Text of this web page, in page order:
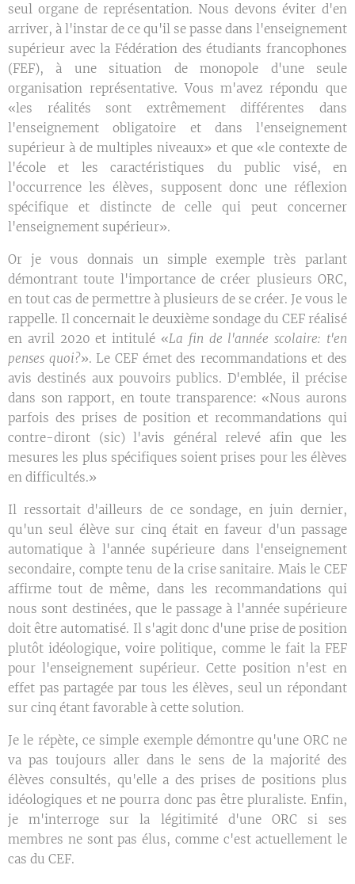
seul organe de représentation. Nous devons éviter d'en
arriver, à l'instar de ce qu'il se passe dans l'enseignement
supérieur avec la Fédération des étudiants francophones
(FEF), à une situation de monopole d'une seule
organisation représentative. Vous m'avez répondu que
«les réalités sont extrêmement différentes dans
l'enseignement obligatoire et dans l'enseignement
supérieur à de multiples niveaux» et que «le contexte de
l'école et les caractéristiques du public visé, en
l'occurrence les élèves, supposent donc une réflexion
spécifique et distincte de celle qui peut concerner
l'enseignement supérieur».
Or je vous donnais un simple exemple très parlant
démontrant toute l'importance de créer plusieurs ORC,
en tout cas de permettre à plusieurs de se créer. Je vous le
rappelle. Il concernait le deuxième sondage du CEF réalisé
en avril 2020 et intitulé «La fin de l'année scolaire: t'en
penses quoi?». Le CEF émet des recommandations et des
avis destinés aux pouvoirs publics. D'emblée, il précise
dans son rapport, en toute transparence: «Nous aurons
parfois des prises de position et recommandations qui
contre-diront (sic) l'avis général relevé afin que les
mesures les plus spécifiques soient prises pour les élèves
en difficultés.»
Il ressortait d'ailleurs de ce sondage, en juin dernier,
qu'un seul élève sur cinq était en faveur d'un passage
automatique à l'année supérieure dans l'enseignement
secondaire, compte tenu de la crise sanitaire. Mais le CEF
affirme tout de même, dans les recommandations qui
nous sont destinées, que le passage à l'année supérieure
doit être automatisé. Il s'agit donc d'une prise de position
plutôt idéologique, voire politique, comme le fait la FEF
pour l'enseignement supérieur. Cette position n'est en
effet pas partagée par tous les élèves, seul un répondant
sur cinq étant favorable à cette solution.
Je le répète, ce simple exemple démontre qu'une ORC ne
va pas toujours aller dans le sens de la majorité des
élèves consultés, qu'elle a des prises de positions plus
idéologiques et ne pourra donc pas être pluraliste. Enfin,
je m'interroge sur la légitimité d'une ORC si ses
membres ne sont pas élus, comme c'est actuellement le
cas du CEF.